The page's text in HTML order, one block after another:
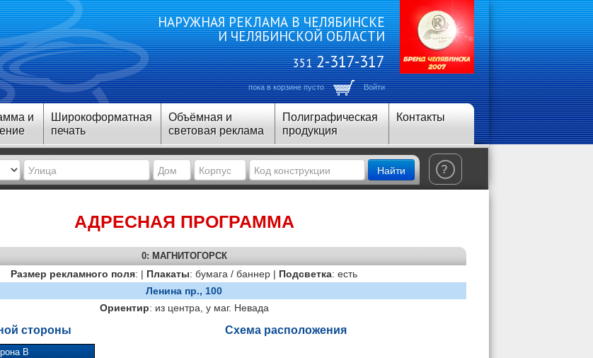
НАРУЖНАЯ РЕКЛАМА В ЧЕЛЯБИНСКЕ
И ЧЕЛЯБИНСКОЙ ОБЛАСТИ
3512-317-317
пока в корзине пусто Войти
и
Широкоформатная
печать
Объёмная и
световая реклама
Полиграфическая
продукция
Контакты
Найти ?
АДРЕСНАЯ ПРОГРАММА
0: МАГНИТОГОРСК
Размер рекламного поля: | Плакаты: бумага / баннер | Подсветка: есть
Ленина пр., 100
Ориентир: из центра, у маг. Невада
стороны
В
Схема расположения